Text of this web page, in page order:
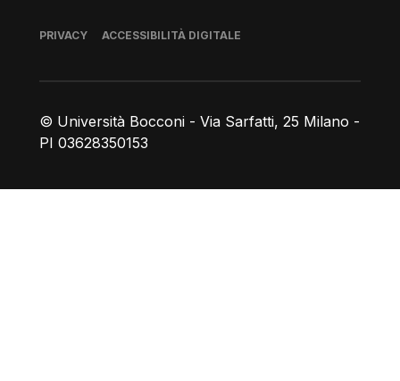
© Università Bocconi - Via Sarfatti, 25 Milano -
PI 03628350153
Piè di pagina
PRIVACY ACCESSIBILITÀ DIGITALE